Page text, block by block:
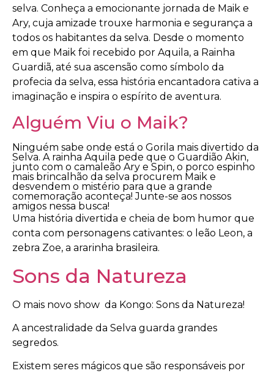
selva. Conheça a emocionante jornada de Maik e
Ary, cuja amizade trouxe harmonia e segurança a
todos os habitantes da selva. Desde o momento
em que Maik foi recebido por Aquila, a Rainha
Guardiã, até sua ascensão como símbolo da
profecia da selva, essa história encantadora cativa a
imaginação e inspira o espírito de aventura.
Alguém Viu o Maik?
Ninguém sabe onde está o Gorila mais divertido da
Selva. A rainha Aquila pede que o Guardião Akin,
junto com o camaleão Ary e Spin, o porco espinho
mais brincalhão da selva procurem Maik e
desvendem o mistério para que a grande
comemoração aconteça! Junte-se aos nossos
amigos nessa busca!
Uma história divertida e cheia de bom humor que
conta com personagens cativantes: o leão Leon, a
zebra Zoe, a ararinha brasileira.
Sons da Natureza
O mais novo show da Kongo: Sons da Natureza!
A ancestralidade da Selva guarda grandes
segredos.
Existem seres mágicos que são responsáveis por